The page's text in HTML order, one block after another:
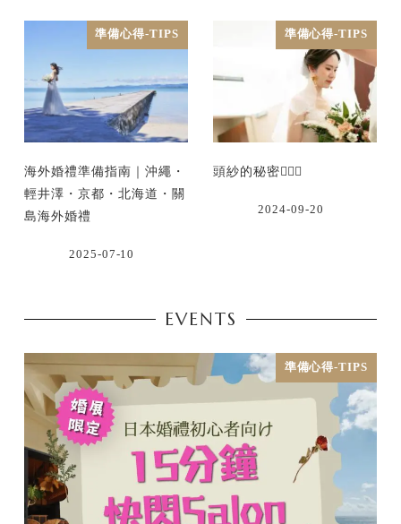
準備心得-TIPS
海外婚禮準備指南｜沖繩・
輕井澤・京都・北海道・關
島海外婚禮
2025-07-10
準備心得-TIPS
頭紗的秘密👰🏻‍♀
2024-09-20
EVENTS
準備心得-TIPS